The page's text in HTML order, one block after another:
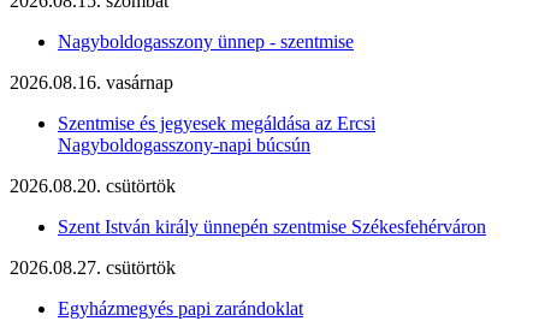
Nagyboldogasszony ünnep - szentmise
2026.08.16. vasárnap
Szentmise és jegyesek megáldása az Ercsi
Nagyboldogasszony-napi búcsún
2026.08.20. csütörtök
Szent István király ünnepén szentmise Székesfehérváron
2026.08.27. csütörtök
Egyházmegyés papi zarándoklat